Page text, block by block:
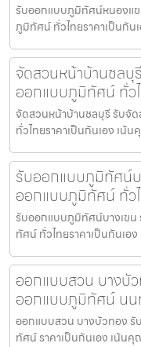
รับออกแบบภูมิทัศน์หนองแ
ภูมิทัศน์ ทั่วไทยราคาเป็นกัน
จัดสวนหน้าบ้านชล
ออกแบบภูมิทัศน์ ทั่ว
จัดสวนหน้าบ้านชลบุรี รับจั
ทั่วไทยราคาเป็นกันเอง เน้
รับออกแบบภูมิทัศน์
ออกแบบภูมิทัศน์ ทั่ว
รับออกแบบภูมิทัศน์บางเข
ทัศน์ ทั่วไทยราคาเป็นกันเ
ออกแบบสวน บางบั
ออกแบบภูมิทัศน์ น
ออกแบบสวน บางบัวทอง
ทัศน์ ราคาเป็นกันเอง เน้น